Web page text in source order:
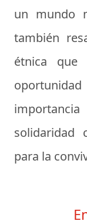
un mundo
también
étnica que
solidaridad
para la